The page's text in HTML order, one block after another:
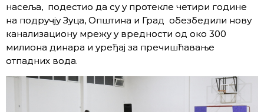
насеља, подестио да су у протекле четири године
на подручју Зуца, Општина и Град обезбедили нову
канализациону мрежу у вредности од око 300
милиона динара и уређај за пречишћавање
отпадних вода.